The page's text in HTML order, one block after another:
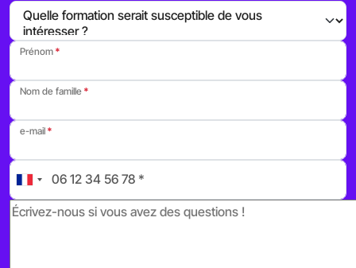
Prénom
Nom de famille
e-mail